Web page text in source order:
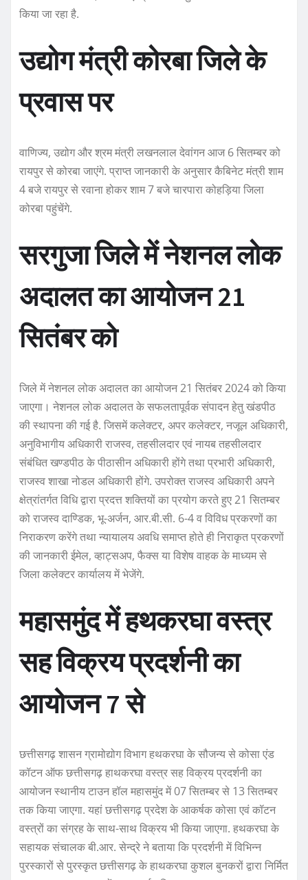
किया जा रहा है.
उद्योग मंत्री कोरबा जिले के
प्रवास पर
वाणिज्य, उद्योग और श्रम मंत्री लखनलाल देवांगन आज 6 सितम्बर को
रायपुर से कोरबा जाएंगे. प्राप्त जानकारी के अनुसार कैबिनेट मंत्री शाम
4 बजे रायपुर से रवाना होकर शाम 7 बजे चारपारा कोहड़िया जिला
कोरबा पहुंचेंगे.
सरगुजा जिले में नेशनल लोक
अदालत का आयोजन 21
सितंबर को
जिले में नेशनल लोक अदालत का आयोजन 21 सितंबर 2024 को किया
जाएगा। नेशनल लोक अदालत के सफलतापूर्वक संपादन हेतु खंडपीठ
की स्थापना की गई है. जिसमें कलेक्टर, अपर कलेक्टर, नजूल अधिकारी,
अनुविभागीय अधिकारी राजस्व, तहसीलदार एवं नायब तहसीलदार
संबंधित खण्डपीठ के पीठासीन अधिकारी होंगे तथा प्रभारी अधिकारी,
राजस्व शाखा नोडल अधिकारी होंगे. उपरोक्त राजस्व अधिकारी अपने
क्षेत्रांतर्गत विधि द्वारा प्रदत्त शक्तियों का प्रयोग करते हुए 21 सितम्बर
को राजस्व दाण्डिक, भू-अर्जन, आर.बी.सी. 6-4 व विविध प्रकरणों का
निराकरण करेंगे तथा न्यायालय अवधि समाप्त होते ही निराकृत प्रकरणों
की जानकारी ईमेल, व्हाट्सअप, फैक्स या विशेष वाहक के माध्यम से
जिला कलेक्टर कार्यालय में भेजेंगे.
महासमुंद में हथकरघा वस्त्र
सह विक्रय प्रदर्शनी का
आयोजन 7 से
छत्तीसगढ़ शासन ग्रामोद्योग विभाग हथकरघा के सौजन्य से कोसा एंड
कॉटन ऑफ छत्तीसगढ़ हाथकरघा वस्त्र सह विक्रय प्रदर्शनी का
आयोजन स्थानीय टाउन हॉल महासमुंद में 07 सितम्बर से 13 सितम्बर
तक किया जाएगा. यहां छत्तीसगढ़ प्रदेश के आकर्षक कोसा एवं कॉटन
वस्त्रों का संग्रह के साथ-साथ विक्रय भी किया जाएगा. हथकरघा के
सहायक संचालक बी.आर. सेन्द्रे ने बताया कि प्रदर्शनी में विभिन्न
पुरस्कारों से पुरस्कृत छत्तीसगढ़ के हाथकरघा कुशल बुनकरों द्वारा निर्मित